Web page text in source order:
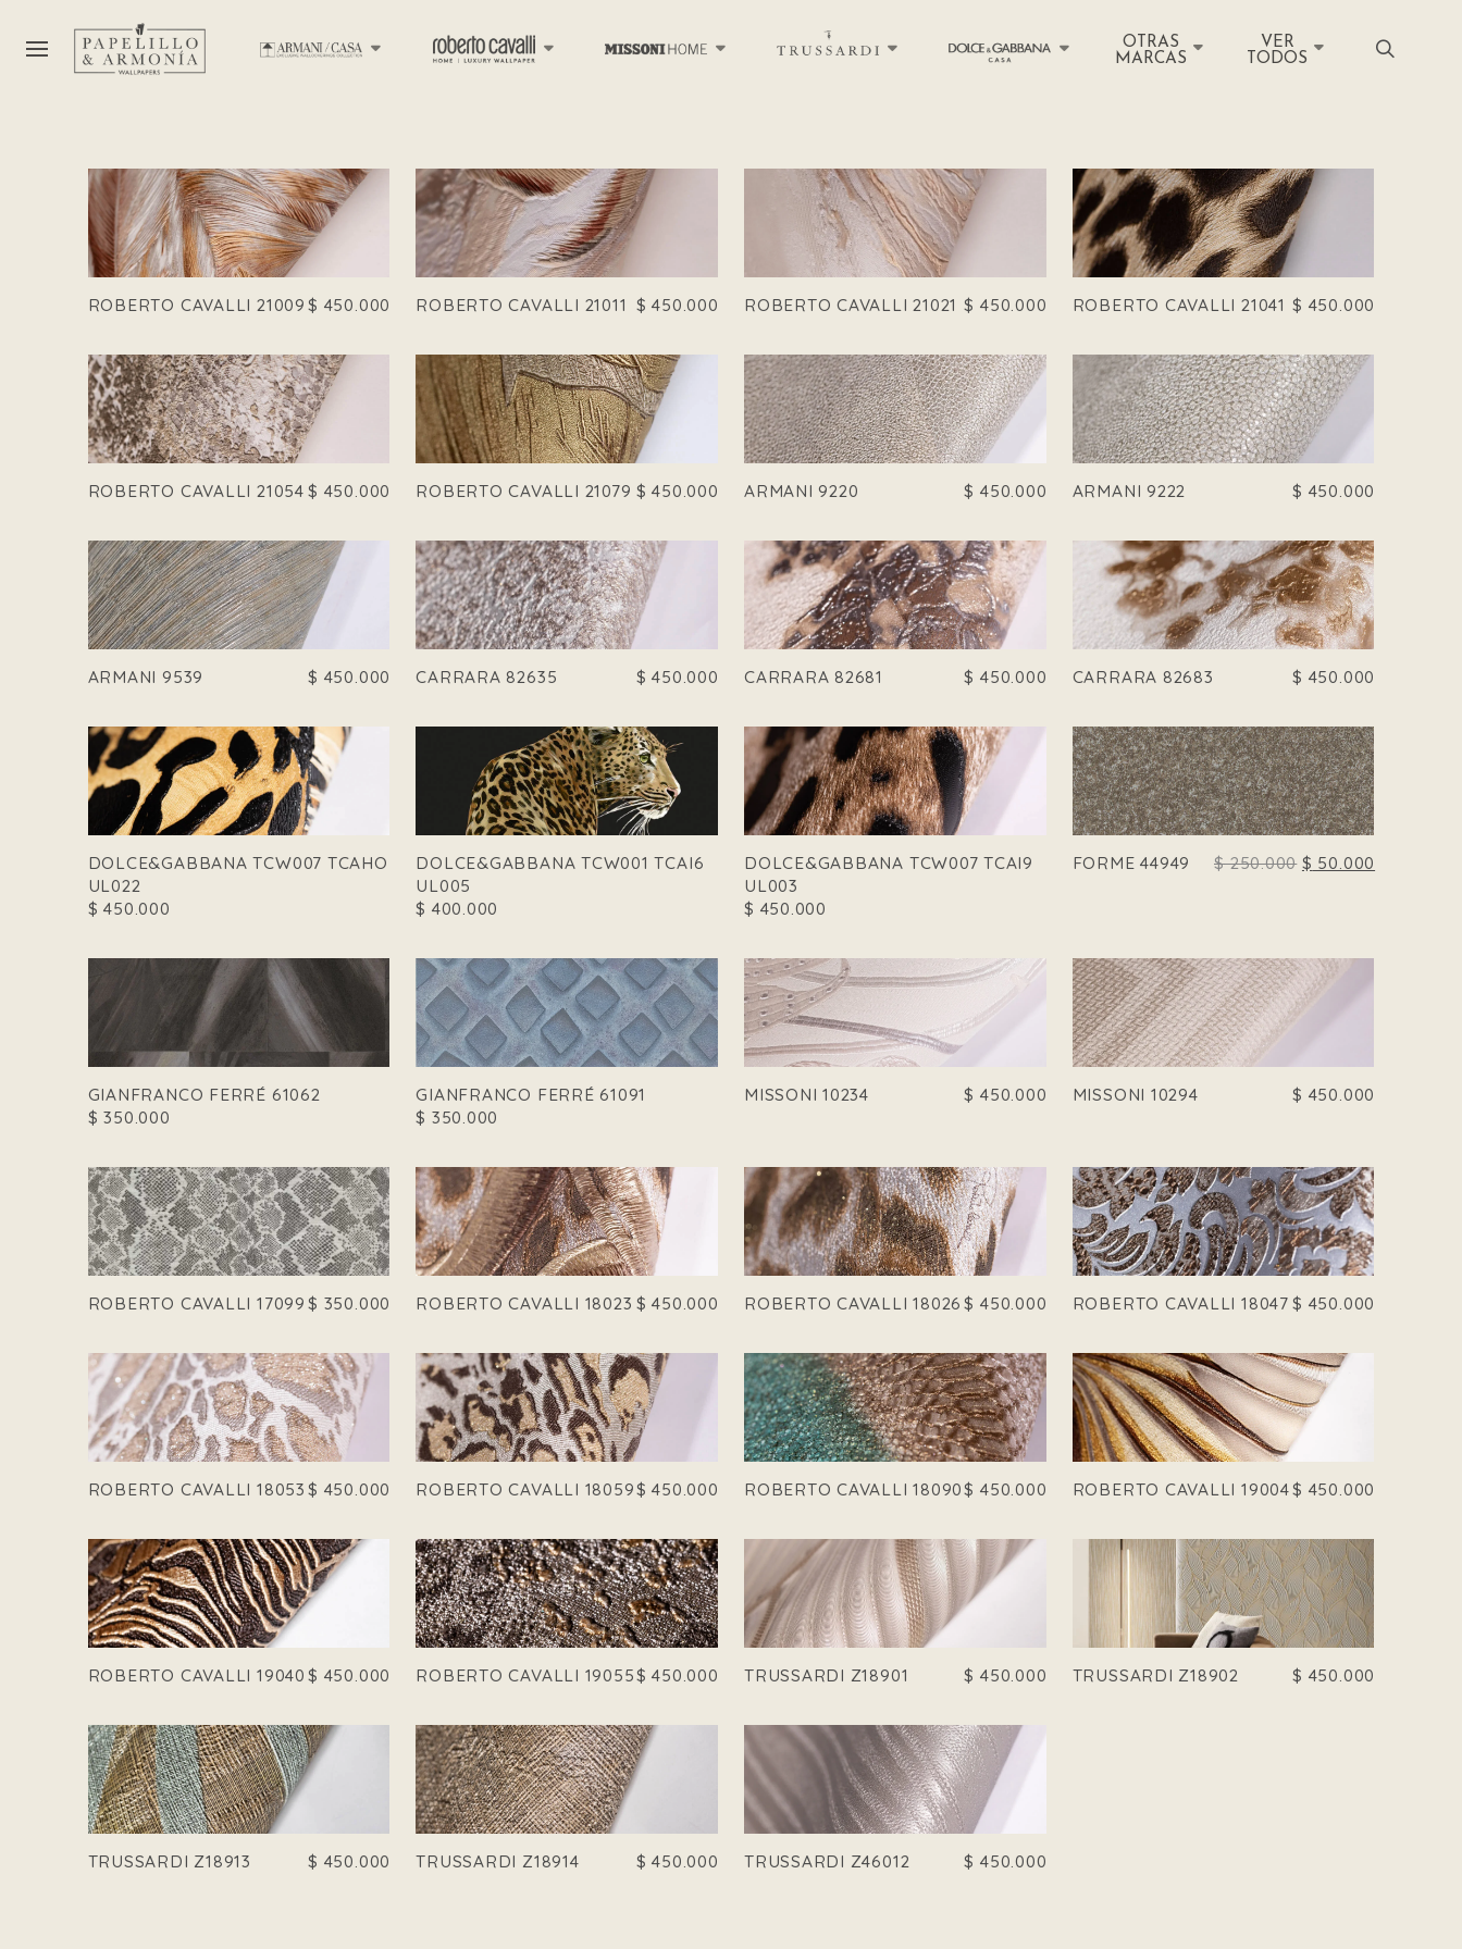
OTRAS
MARCAS
VER
TODOS
ROBERTO CAVALLI 21009 $ 450.000 ROBERTO CAVALLI 21011 $ 450.000 ROBERTO CAVALLI 21021 $ 450.000 ROBERTO CAVALLI 21041 $ 450.000
ROBERTO CAVALLI 21054 $ 450.000 ROBERTO CAVALLI 21079 $ 450.000 ARMANI 9220 $ 450.000 ARMANI 9222 $ 450.000
ARMANI 9539 $ 450.000 CARRARA 82635 $ 450.000 CARRARA 82681 $ 450.000 CARRARA 82683 $ 450.000
DOLCE&GABBANA TCW007 TCAHO
UL022
$ 450.000
DOLCE&GABBANA TCW001 TCAI6
UL005
$ 400.000
DOLCE&GABBANA TCW007 TCAI9
UL003
$ 450.000
FORME 44949 $250.000 EL PRECIO
$ 50.000
GIANFRANCO FERRÉ 61062
$ 350.000
GIANFRANCO FERRÉ 61091
$ 350.000
MISSONI 10234 $ 450.000 MISSONI 10294 $ 450.000
ROBERTO CAVALLI 17099 $ 350.000 ROBERTO CAVALLI 18023 $ 450.000 ROBERTO CAVALLI 18026 $ 450.000 ROBERTO CAVALLI 18047 $ 450.000
ROBERTO CAVALLI 18053 $ 450.000 ROBERTO CAVALLI 18059$ 450.000 ROBERTO CAVALLI 18090$ 450.000 ROBERTO CAVALLI 19004$ 450.000
ROBERTO CAVALLI 19040 $ 450.000 ROBERTO CAVALLI 19055$ 450.000 TRUSSARDI Z18901 $ 450.000 TRUSSARDI Z18902 $ 450.000
TRUSSARDI Z18913 $ 450.000 TRUSSARDI Z18914 $ 450.000 TRUSSARDI Z46012 $ 450.000